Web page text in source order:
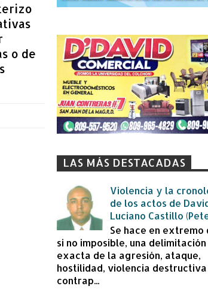
o de
LAS MÁS DESTACADAS
Violencia y la
de los actos de
Luciano Castillo
Se hace en extremo
si no imposible, una delimitación
exacta de la agresión, ataque,
hostilidad, violencia destructiva
contrap...